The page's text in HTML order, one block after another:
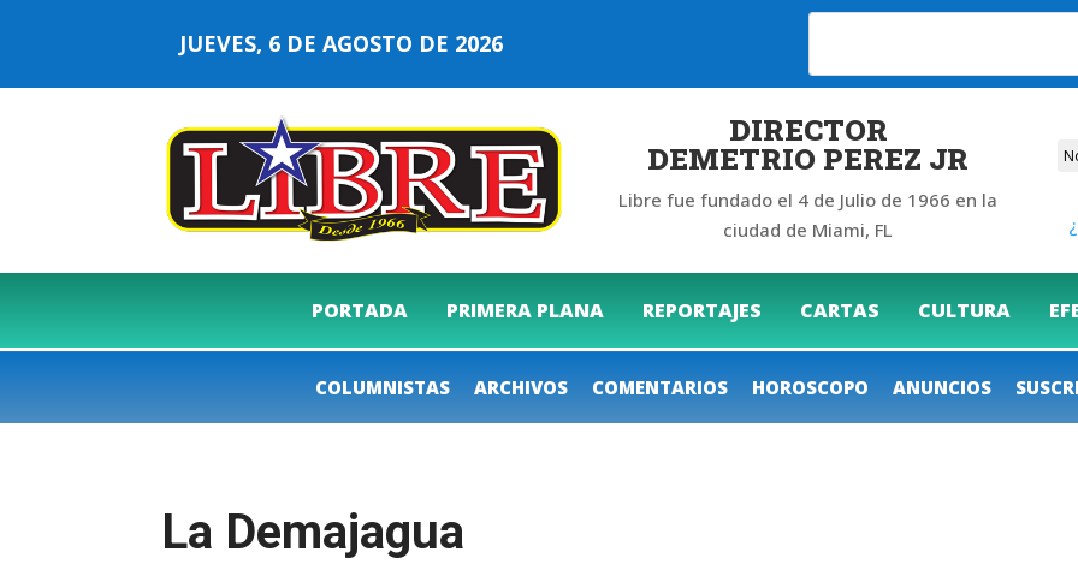
JUEVES, 6 DE AGOSTO DE 2026
DIRECTOR
DEMETRIO PEREZ JR
Libre fue fundado el 4 de Julio de 1966 en la
ciudad de Miami, FL
PORTADA PRIMERA PLANA REPORTAJES CARTAS CULTURA
COLUMNISTAS ARCHIVOS COMENTARIOS HOROSCOPO ANUNCIOS
La Demajagua